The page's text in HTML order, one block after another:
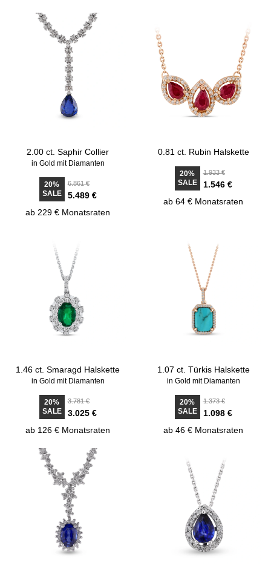
2.00 ct. Saphir Collier
in Gold mit Diamanten
20%
SALE
6.861 €
5.489 €
ab 229 € Monatsraten
0.81 ct. Rubin Halskette
20%
SALE
1.933 €
1.546 €
ab 64 € Monatsraten
1.46 ct. Smaragd Halskette
in Gold mit Diamanten
20%
SALE
3.781 €
3.025 €
ab 126 € Monatsraten
1.07 ct. Türkis Halskette
in Gold mit Diamanten
20%
SALE
1.373 €
1.098 €
ab 46 € Monatsraten